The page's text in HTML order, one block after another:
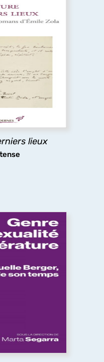
lieux
lieux
de l’ouvrage
mettre un terme. Cet
littéraire et les
des épreuves
littéralement le
dernière minute.
littérature
psychanalyse,
politiques
féministes. Les
selon les
Berger, « ce que la
défaire son ordre,
souveraineté ».